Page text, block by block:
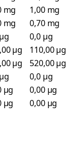
mg
1,00 mg
mg
0,70 mg
0,0 µg
µg
110,00 µg
µg
520,00 µg
0,0 µg
µg
0,00 µg
µg
0,00 µg